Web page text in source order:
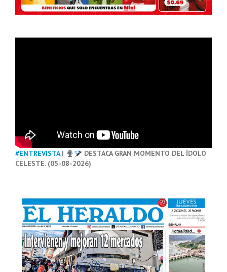
#ENTREVISTA|
DESTACA GRAN MOMENTO DEL ÍDOLO
CELESTE. (05-08-2026)